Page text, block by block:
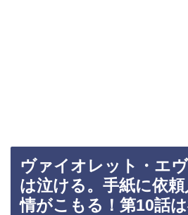
ヴァイオレット・エ
は泣ける。手紙に依
情がこもる！第10話